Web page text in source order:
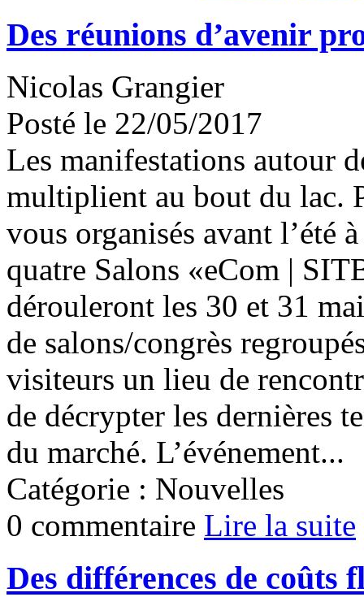
Des réunions d’avenir
Nicolas Grangier
Posté le 22/05/2017
Les manifestations autour
multiplient au bout du lac.
vous organisés avant l’été
quatre Salons «eCom |
dérouleront les 30 et 31
de salons/congrès
visiteurs un lieu de
de décrypter les dernières
du marché. L’événement...
Catégorie : Nouvelles
0 commentaire Lire la suite
Des différences de coûts